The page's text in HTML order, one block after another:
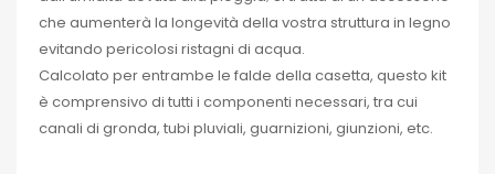
che aumenterà la longevità della vostra struttura in legno
evitando pericolosi ristagni di acqua.
Calcolato per entrambe le falde della casetta, questo kit
è comprensivo di tutti i componenti necessari, tra cui
canali di gronda, tubi pluviali, guarnizioni, giunzioni, etc.